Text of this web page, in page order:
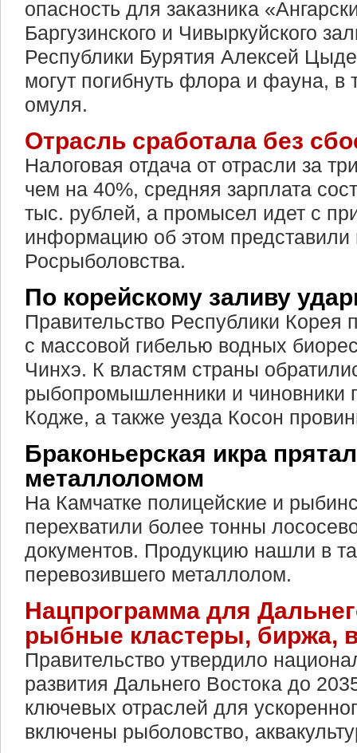
опасность для заказника
Баргузинского и Чивыркуйского
Республики Бурятия Алексей
могут погибнуть флора и фауна, в
омуля.
Отрасль сработала без
Налоговая отдача от отрасли за
чем на 40%, средняя зарплата
тыс. рублей, а промысел идет с
информацию об этом представили
Росрыболовства.
По корейскому заливу
Правительство Республики Корея
с массовой гибелью водных
Чинхэ. К властям страны
рыбопромышленники и чиновники
Кодже, а также уезда Косон
Браконьерская икра
металлоломом
На Камчатке полицейские и
перехватили более тонны
документов. Продукцию нашли в
перевозившего металлолом.
Нацпрограмма для
рыбные кластеры, биржа,
Правительство утвердило
развития Дальнего Востока до
ключевых отраслей для
включены рыболовство,